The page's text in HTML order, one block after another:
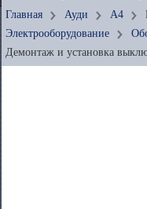
Главная Ауди А4
Электрооборудование
Демонтаж и установка